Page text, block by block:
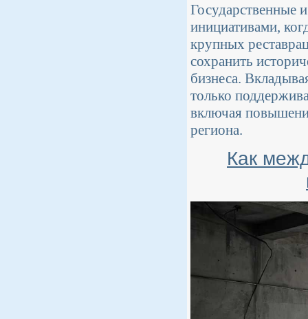
Государственные
инициативами,
крупных
сохранить
бизнеса.
только
включая
региона.
Как